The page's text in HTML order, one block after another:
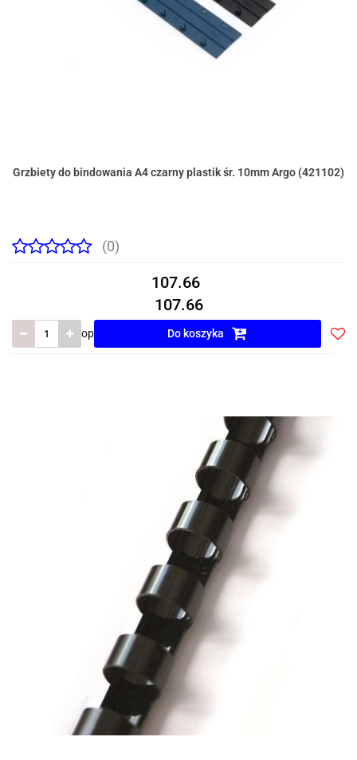
Grzbiety do bindowania A4 czarny plastik śr. 10mm Argo (421102)
(0)
107.66
107.66
op Do koszyka